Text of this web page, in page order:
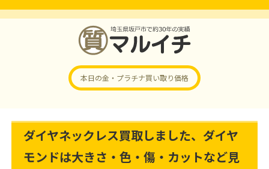
本日の金・プラチナ買い取り価格
ダイヤネックレス買取しました、ダイヤ
モンドは大きさ・色・傷・カットなど見